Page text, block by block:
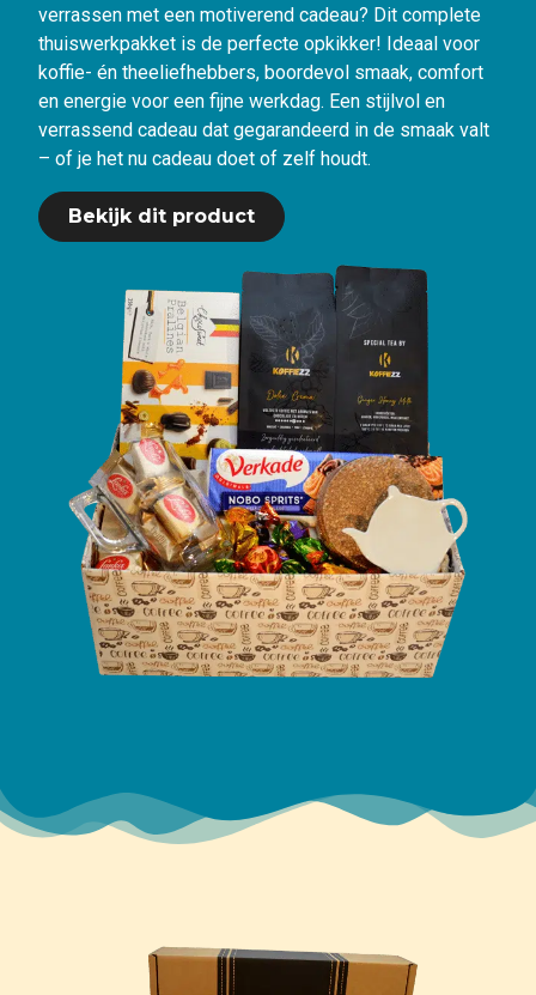
verrassen met een motiverend cadeau? Dit complete
thuiswerkpakket is de perfecte opkikker! Ideaal voor
koffie- én theeliefhebbers, boordevol smaak, comfort
en energie voor een fijne werkdag. Een stijlvol en
verrassend cadeau dat gegarandeerd in de smaak valt
– of je het nu cadeau doet of zelf houdt.
Bekijk dit product